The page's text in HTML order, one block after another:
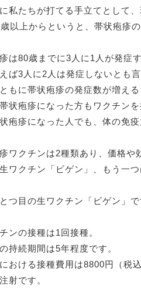
私たちが打てる手立てとして
以上からというと、帯状疱疹
は80歳までに3人に1人が発症
ば3人に2人は発症しないとも
もに帯状疱疹の発症数が増え
状疱疹になった方もワクチンを
疱疹になった人でも、体の免
ワクチンは2種類あり、価格や
ワクチン「ビゲン」、もう一
つ目の生ワクチン「ビゲン」
ンの接種は1回接種。
持続期間は5年程度です。
おける接種費用は8800円（税込
射です。